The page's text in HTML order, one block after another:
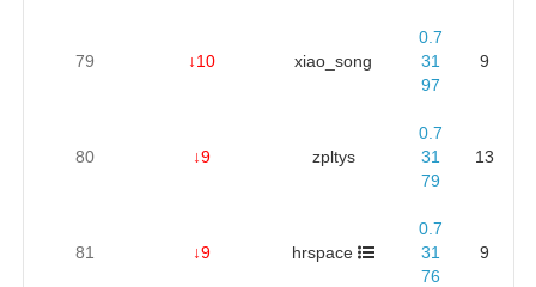
79 ↓10 xiao_song
0.7
31
97
9
80 ↓9 zpltys
0.7
31
79
13
81 ↓9 hrspace
0.7
31
76
9